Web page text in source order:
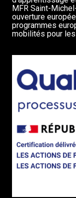
MFR Saint-
ouverture
programmes
mobilités pour